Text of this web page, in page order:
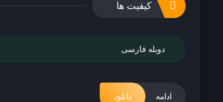
کیفیت ها
دوبله فارسی
ادامه دانلود